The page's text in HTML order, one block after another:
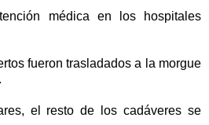
médica en los hospitales
fueron trasladados a la morgue
el resto de los cadáveres se